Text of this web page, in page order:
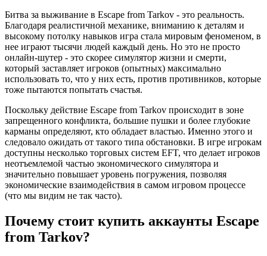
Битва за выживание в Escape from Tarkov - это реальность.
Благодаря реалистичной механике, вниманию к деталям и
высокому потолку навыков игра стала мировым феноменом, в
нее играют тысячи людей каждый день. Но это не просто
онлайн-шутер - это скорее симулятор жизни и смерти,
который заставляет игроков (опытных) максимально
использовать то, что у них есть, против противников, которые
тоже пытаются попытать счастья.
Поскольку действие Escape from Tarkov происходит в зоне
запрещенного конфликта, большие пушки и более глубокие
карманы определяют, кто обладает властью. Именно этого и
следовало ожидать от такого типа обстановки. В игре игрокам
доступны несколько торговых систем EFT, что делает игроков
неотъемлемой частью экономического симулятора и
значительно повышает уровень погружения, позволяя
экономические взаимодействия в самом игровом процессе
(что мы видим не так часто).
Почему стоит купить аккаунты Escape
from Tarkov?